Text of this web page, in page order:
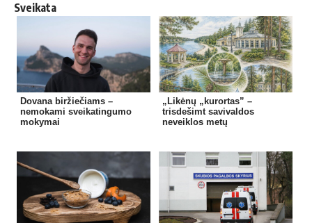
Sveikata
Dovana biržiečiams –
nemokami sveikatingumo
mokymai
„Likėnų „kurortas” –
trisdešimt savivaldos
neveiklos metų